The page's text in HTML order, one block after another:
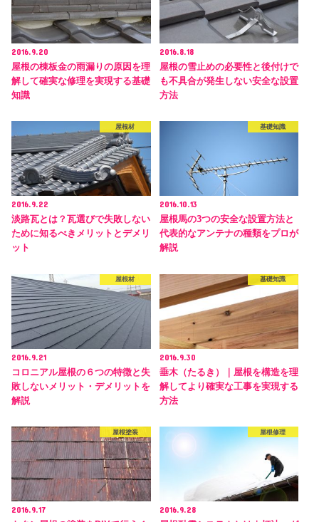
2016.9.20
屋根の棟板金の雨漏りの原因を理
解して確実な修理を実現する基礎
知識
2016.8.18
屋根の雪止めの必要性と後付けで
も不具合が発生しない安全な設置
方法
屋根材
2016.9.22
淡路瓦とは？瓦選びで失敗しない
ために知るべきメリットとデメリ
ット
基礎知識
2016.10.13
屋根馬の3つの安全な設置方法と
代表的なアンテナの種類をプロが
解説
屋根材
2016.9.21
コロニアル屋根の６つの特徴と失
敗しないメリット・デメリットを
解説
基礎知識
2016.9.30
垂木（たるき）｜屋根を構造を理
解してより確実な工事を実現する
方法
屋根塗装
2016.9.17
屋根修理
2016.9.28